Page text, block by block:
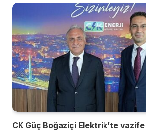
CK Güç Boğaziçi Elektrik’te